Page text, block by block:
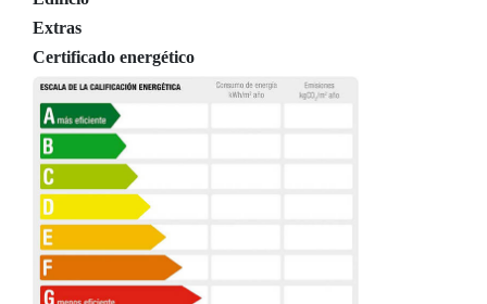
Extras
Certificado energético